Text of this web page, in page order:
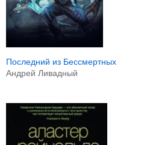
Последний из Бессмертных
Андрей Ливадный